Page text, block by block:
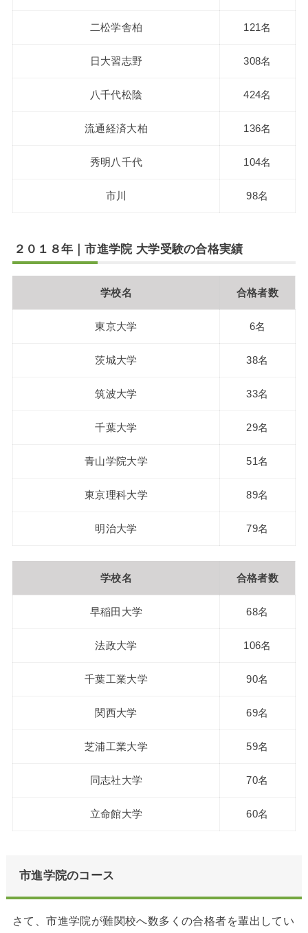
二松学舎柏 121名
日大習志野 308名
八千代松陰 424名
流通経済大柏 136名
秀明八千代 104名
市川 98名
２０１８年｜市進学院 大学受験の合格実績
学校名 合格者数
東京大学 6名
茨城大学 38名
筑波大学 33名
千葉大学 29名
青山学院大学 51名
東京理科大学 89名
明治大学 79名
学校名 合格者数
早稲田大学 68名
法政大学 106名
千葉工業大学 90名
関西大学 69名
芝浦工業大学 59名
同志社大学 70名
立命館大学 60名
市進学院のコース
さて、市進学院が難関校へ数多くの合格者を輩出してい